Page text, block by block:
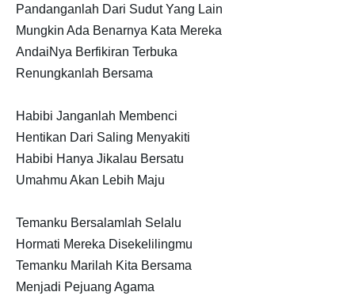
Pandanganlah Dari Sudut Yang Lain
Mungkin Ada Benarnya Kata Mereka
AndaiNya Berfikiran Terbuka
Renungkanlah Bersama
Habibi Janganlah Membenci
Hentikan Dari Saling Menyakiti
Habibi Hanya Jikalau Bersatu
Umahmu Akan Lebih Maju
Temanku Bersalamlah Selalu
Hormati Mereka Disekelilingmu
Temanku Marilah Kita Bersama
Menjadi Pejuang Agama